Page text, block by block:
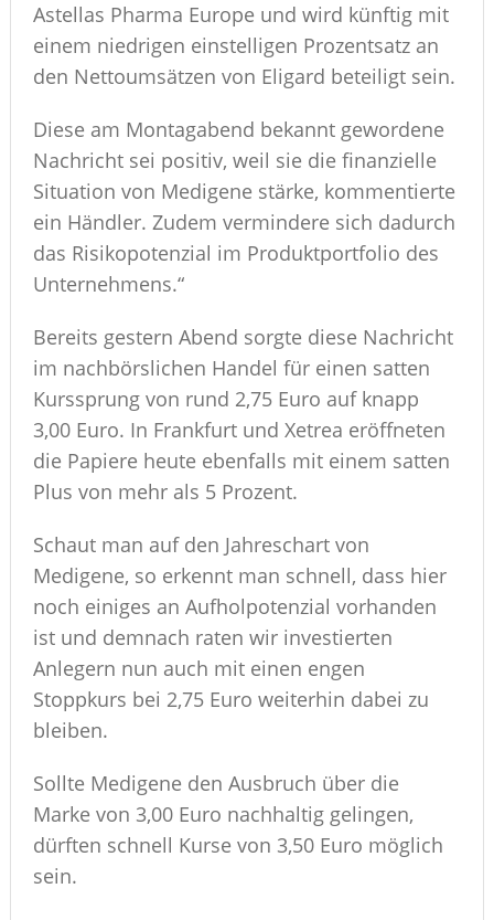
Astellas Pharma Europe und wird künftig mit
einem niedrigen einstelligen Prozentsatz an
den Nettoumsätzen von Eligard beteiligt sein.
Diese am Montagabend bekannt gewordene
Nachricht sei positiv, weil sie die finanzielle
Situation von Medigene stärke, kommentierte
ein Händler. Zudem vermindere sich dadurch
das Risikopotenzial im Produktportfolio des
Unternehmens.“
Bereits gestern Abend sorgte diese Nachricht
im nachbörslichen Handel für einen satten
Kurssprung von rund 2,75 Euro auf knapp
3,00 Euro. In Frankfurt und Xetrea eröffneten
die Papiere heute ebenfalls mit einem satten
Plus von mehr als 5 Prozent.
Schaut man auf den Jahreschart von
Medigene, so erkennt man schnell, dass hier
noch einiges an Aufholpotenzial vorhanden
ist und demnach raten wir investierten
Anlegern nun auch mit einen engen
Stoppkurs bei 2,75 Euro weiterhin dabei zu
bleiben.
Sollte Medigene den Ausbruch über die
Marke von 3,00 Euro nachhaltig gelingen,
dürften schnell Kurse von 3,50 Euro möglich
sein.